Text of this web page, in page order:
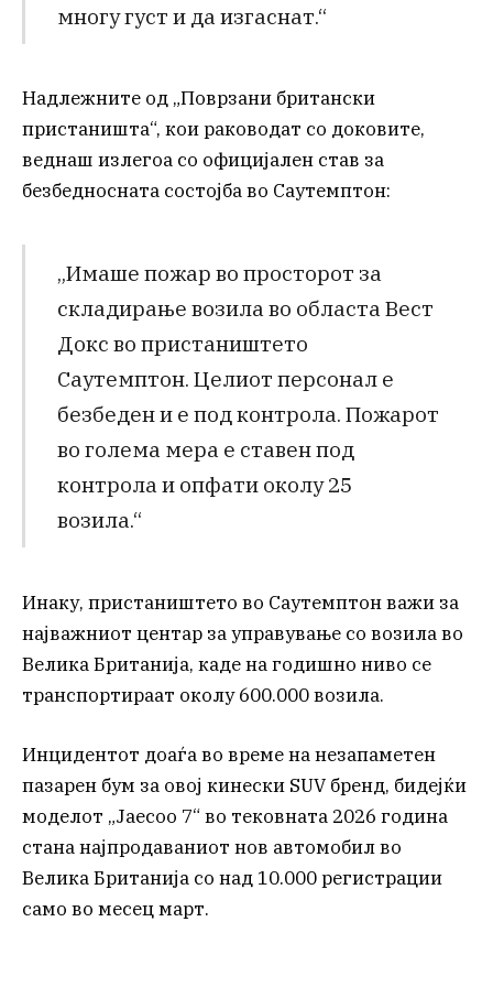
многу густ и да изгаснат.“
Надлежните од „Поврзани британски
пристаништа“, кои раководат со доковите,
веднаш излегоа со официјален став за
безбедносната состојба во Саутемптон:
„Имаше пожар во просторот за
складирање возила во областа Вест
Докс во пристаништето
Саутемптон. Целиот персонал е
безбеден и е под контрола. Пожарот
во голема мера е ставен под
контрола и опфати околу 25
возила.“
Инаку, пристаништето во Саутемптон важи за
најважниот центар за управување со возила во
Велика Британија, каде на годишно ниво се
транспортираат околу 600.000 возила.
Инцидентот доаѓа во време на незапаметен
пазарен бум за овој кинески SUV бренд, бидејќи
моделот „Jaecoo 7“ во тековната 2026 година
стана најпродаваниот нов автомобил во
Велика Британија со над 10.000 регистрации
само во месец март.